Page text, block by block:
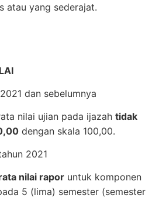
atau yang sederajat.
dan sebelumnya
nilai ujian pada ijazah tidak
dengan skala 100,00.
2021
nilai rapor untuk komponen
5 (lima) semester (semester